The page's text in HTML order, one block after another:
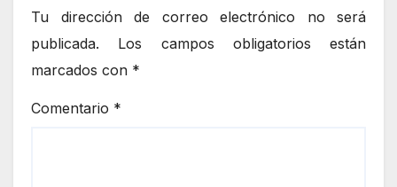
Tu dirección de correo electrónico no será
publicada.
Los campos obligatorios están
marcados con *
Comentario *